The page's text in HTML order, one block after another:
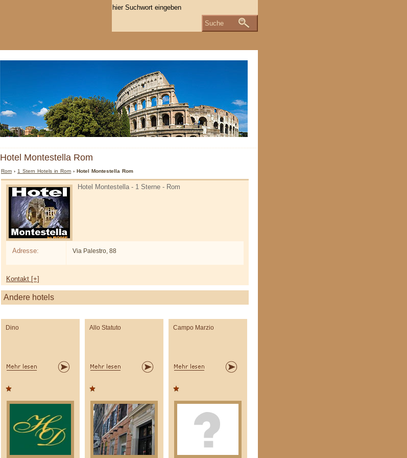
Hotel Montestella Rom
Rom › 1 Stern Hotels in Rom › Hotel Montestella Rom
Hotel Montestella - 1 Sterne - Rom
Adresse: Via Palestro, 88
Kontakt [+]
Andere hotels
Dino Allo Statuto Campo Marzio
Suche